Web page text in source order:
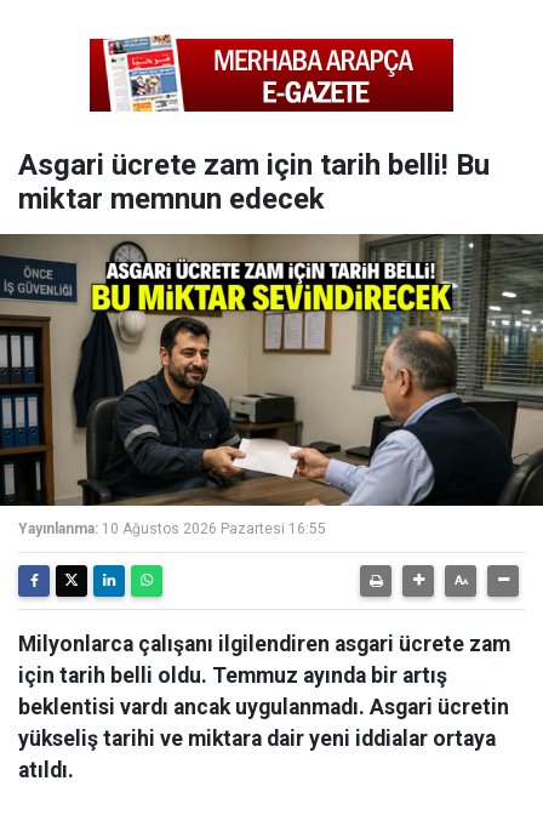
Asgari ücrete zam için tarih belli! Bu
miktar memnun edecek
Yayınlanma: 10 Ağustos 2026 Pazartesi 16:55
Milyonlarca çalışanı ilgilendiren asgari ücrete zam
için tarih belli oldu. Temmuz ayında bir artış
beklentisi vardı ancak uygulanmadı. Asgari ücretin
yükseliş tarihi ve miktara dair yeni iddialar ortaya
atıldı.